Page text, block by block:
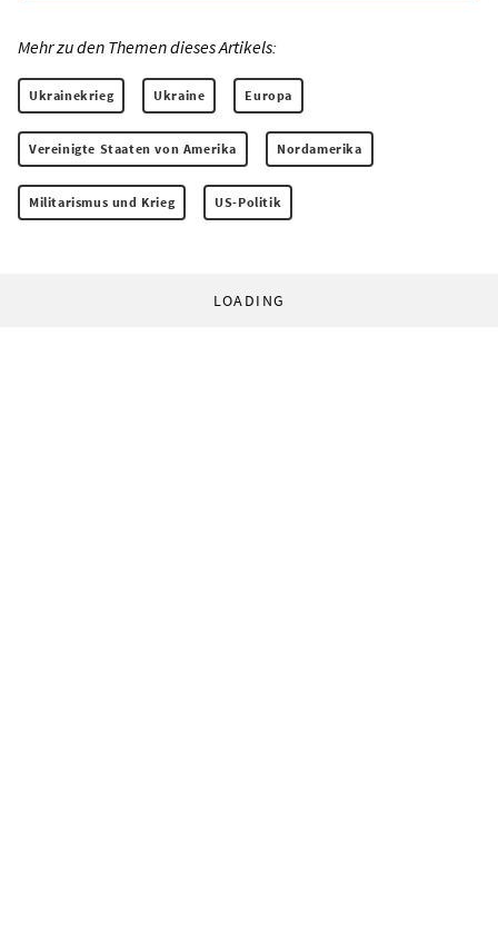
Mehr zu den Themen dieses Artikels:
Ukrainekrieg Ukraine Europa
Vereinigte Staaten von Amerika Nordamerika
Militarismus und Krieg US-Politik
LOADING